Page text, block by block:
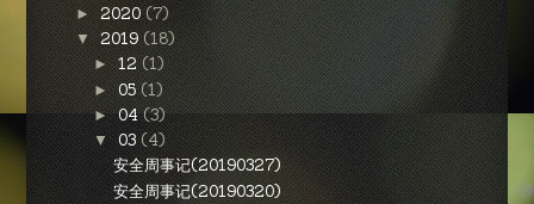
►2020(7)
▼2019(18)
►12(1)
►05(1)
►04(3)
▼03(4)
安全周事记(20190327)
安全周事记(20190320)